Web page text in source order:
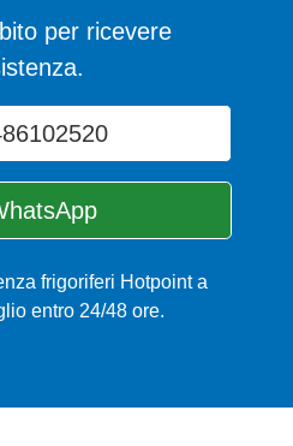
per ricevere
frigoriferi Hotpoint a
entro 24/48 ore.